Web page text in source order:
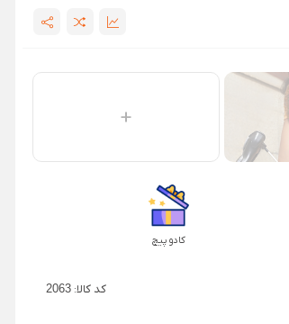
کادو پیچ
کد کالا:2063